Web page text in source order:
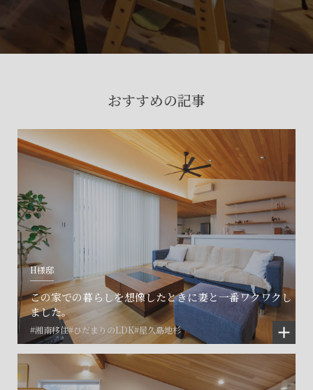
おすすめの記事
H様邸
この家での暮らしを想像したときに妻と一番ワクワクし
ました。
#湘南移住#ひだまりのLDK#屋久島地杉
会社に関することや物件についての
お問い合わせはこちらから
土地の活用・賃貸経営に関する
ご相談はこちら
関連施設一覧
©SET inc.